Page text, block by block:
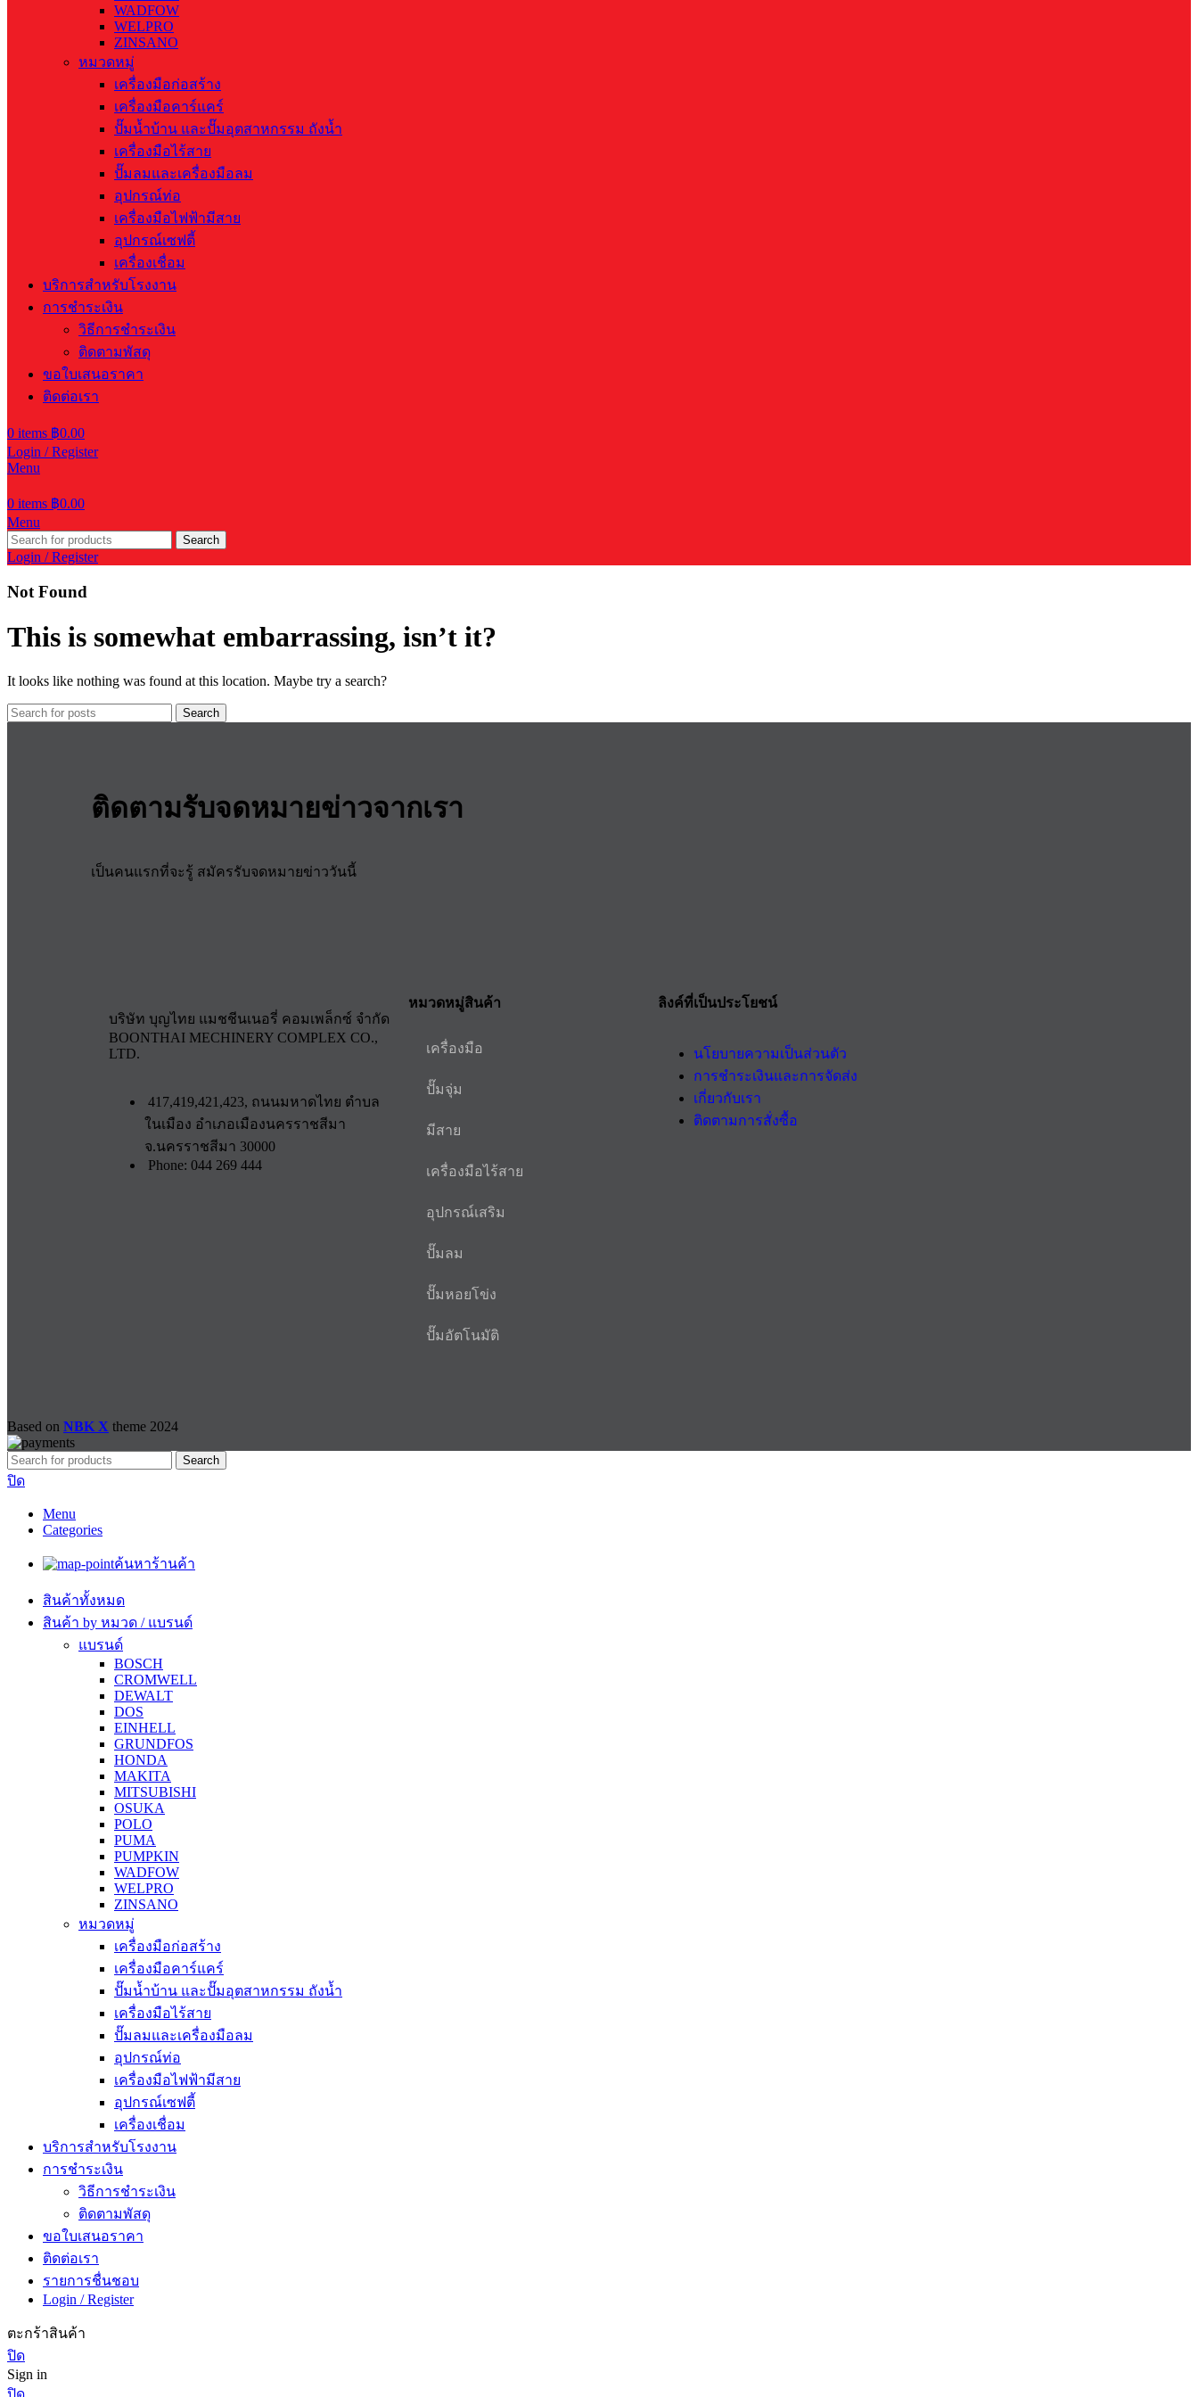
WADFOW
WELPRO
ZINSANO
หมวดหมู่
เครื่องมือก่อสร้าง
เครื่องมือคาร์แคร์
ปั๊มน้ำบ้าน และปั๊มอุตสาหกรรม ถังน้ำ
เครื่องมือไร้สาย
ปั๊มลมและเครื่องมือลม
อุปกรณ์ท่อ
เครื่องมือไฟฟ้ามีสาย
อุปกรณ์เซฟตี้
เครื่องเชื่อม
บริการสำหรับโรงงาน
การชำระเงิน
วิธีการชำระเงิน
ติดตามพัสดุ
ขอใบเสนอราคา
ติดต่อเรา
0 items ฿0.00
Login / Register
Menu
0 items ฿0.00
Menu
Search
Login / Register
Not Found
This is somewhat embarrassing, isn’t it?
It looks like nothing was found at this location. Maybe try a search?
Search
ติดตามรับจดหมายข่าวจากเรา
เป็นคนแรกที่จะรู้ สมัครรับจดหมายข่าววันนี้
บริษัท บุญไทย แมชชีนเนอรี่ คอมเพล็กซ์ จำกัด
BOONTHAI MECHINERY COMPLEX CO.,
LTD.
417,419,421,423, ถนนมหาดไทย ตำบล
ในเมือง อำเภอเมืองนครราชสีมา
จ.นครราชสีมา 30000
Phone: 044 269 444
หมวดหมู่สินค้า
เครื่องมือ
ปั๊มจุ่ม
มีสาย
เครื่องมือไร้สาย
อุปกรณ์เสริม
ปั๊มลม
ปั๊มหอยโข่ง
ปั๊มอัตโนมัติ
ลิงค์ที่เป็นประโยชน์
นโยบายความเป็นส่วนตัว
การชำระเงินและการจัดส่ง
เกี่ยวกับเรา
ติดตามการสั่งซื้อ
Based on NBK X theme 2024
Search
ปิด
Menu
Categories
ค้นหาร้านค้า
สินค้าทั้งหมด
สินค้า by หมวด / แบรนด์
แบรนด์
BOSCH
CROMWELL
DEWALT
DOS
EINHELL
GRUNDFOS
HONDA
MAKITA
MITSUBISHI
OSUKA
POLO
PUMA
PUMPKIN
WADFOW
WELPRO
ZINSANO
หมวดหมู่
เครื่องมือก่อสร้าง
เครื่องมือคาร์แคร์
ปั๊มน้ำบ้าน และปั๊มอุตสาหกรรม ถังน้ำ
เครื่องมือไร้สาย
ปั๊มลมและเครื่องมือลม
อุปกรณ์ท่อ
เครื่องมือไฟฟ้ามีสาย
อุปกรณ์เซฟตี้
เครื่องเชื่อม
บริการสำหรับโรงงาน
การชำระเงิน
วิธีการชำระเงิน
ติดตามพัสดุ
ขอใบเสนอราคา
ติดต่อเรา
รายการชื่นชอบ
Login / Register
ตะกร้าสินค้า
ปิด
Sign in
ปิด